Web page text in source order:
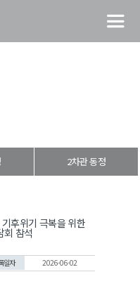
2차관 동정
후위기 극복을 위한
회 참석
일자 2026-06-02